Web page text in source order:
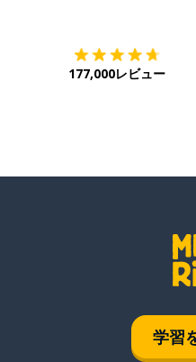
177,000レビュー
学習